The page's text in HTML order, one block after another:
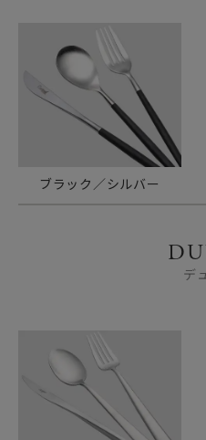
ブラック／シルバー
デ